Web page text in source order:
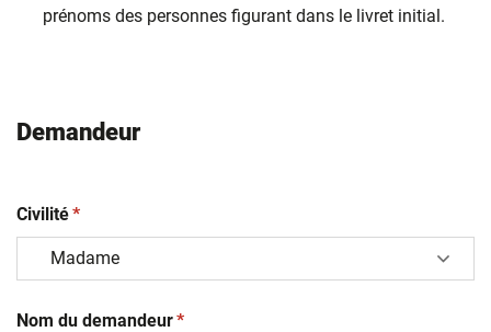
prénoms des personnes figurant dans le livret initial.
Demandeur
Civilité(obligatoire)
*
Nom du demandeur(obligatoire)
*